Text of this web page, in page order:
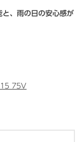
と、雨の日の安心感が
75V